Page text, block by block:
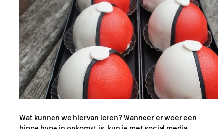
Wat kunnen we hiervan leren? Wanneer er weer een